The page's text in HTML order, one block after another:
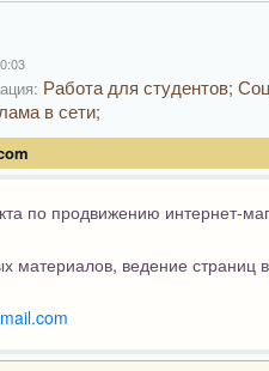
Работа для студентов;
в сети;
по продвижению интернет-
материалов, ведение страниц
.com